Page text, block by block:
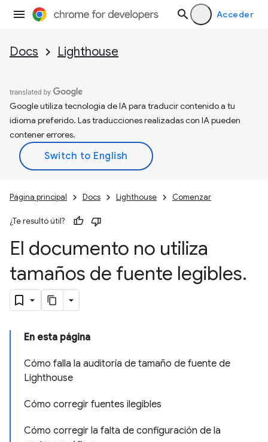
Acceder
Docs Lighthouse
Google utiliza tecnología de IA para traducir contenido a tu
idioma preferido. Las traducciones realizadas con IA pueden
contener errores.
Página principal Docs Lighthouse Comenzar
¿Te resultó útil?
El documento no utiliza
tamaños de fuente legibles.
En esta página
Cómo falla la auditoría de tamaño de fuente de
Lighthouse
Cómo corregir fuentes ilegibles
Cómo corregir la falta de configuración de la